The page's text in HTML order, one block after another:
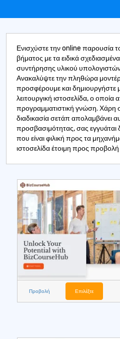
Ενισχύστε την online παρουσία
βήματος με τα ειδικά
συντήρησης υλικού
Ανακαλύψτε την πληθώρα
προσφέρουμε και δημιουργήστε
λειτουργική ιστοσελίδα, ο οποία
προγραμματιστική γνώση. Χάρη
διαδικασία σετάπ απολαμβάνει
προσβασιμότητας, σας εγγυάται
που είναι φιλική προς τα
ιστοσελίδα έτοιμη προς
Προβολή Επιλέξτε